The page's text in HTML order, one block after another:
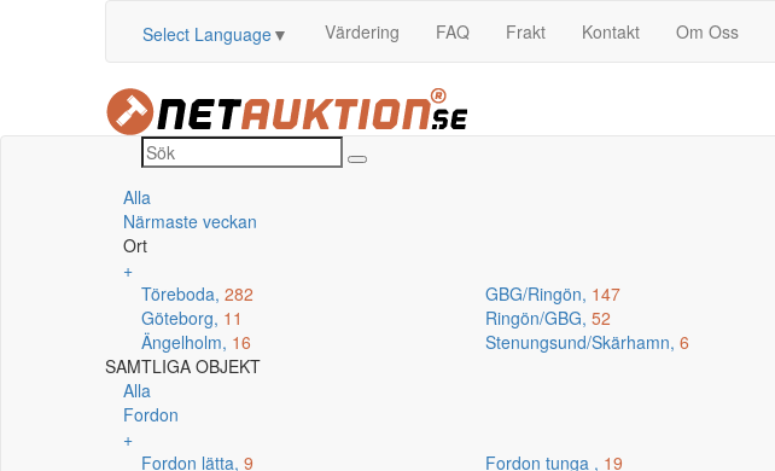
Select Language▼ Värdering FAQ Frakt Kontakt Om Oss
Alla
Närmaste veckan
Ort
+
Töreboda, 282 GBG/Ringön, 147
Göteborg, 11 Ringön/GBG, 52
Ängelholm, 16 Stenungsund/Skärhamn, 6
SAMTLIGA OBJEKT
Alla
Fordon
+
Fordon lätta, 9 Fordon tunga , 19